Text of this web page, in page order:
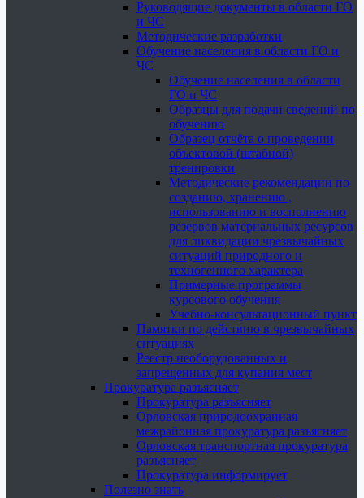
Руководящие документы в области ГО
и ЧС
Методические разработки
Обучение населения в области ГО и
ЧС
Обучение населения в области
ГО и ЧС
Образцы для подачи сведений по
обучению
Образец отчёта о проведении
объектовой (штабной)
тренировки
Методические рекомендации по
созданию, хранению ,
использованию и восполнению
резервов материальных ресурсов
для ликвидации чрезвычайных
ситуаций природного и
техногенного характера
Примерные программы
курсового обучения
Учебно-консультационный пункт
Памятки по действию в чрезвычайных
ситуациях
Реестр необорудованных и
запрещенных для купания мест
Прокуратура разъясняет
Прокуратура разъясняет
Орловская природоохранная
межрайонная прокуратура разъясняет
Орловская транспортная прокуратура
разъясняет
Прокуратура информирует
Полезно знать